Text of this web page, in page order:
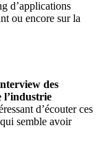
d’applications
ou encore sur la
des
l’industrie
d’écouter ces
semble avoir